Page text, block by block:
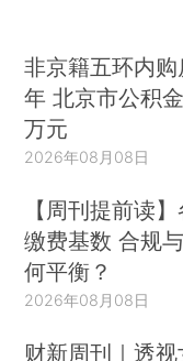
非京籍五环内
年 北京市公积
万元
2026年08月08日
【周刊提前读
缴费基数 合规
何平衡？
2026年08月08日
财新周刊｜透